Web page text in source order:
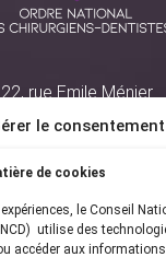
le consentement
de cookies
le Conseil
utilise des
accéder aux
22, rue Emile Ménier
Paris Cedex 16
01 44 34 78 80